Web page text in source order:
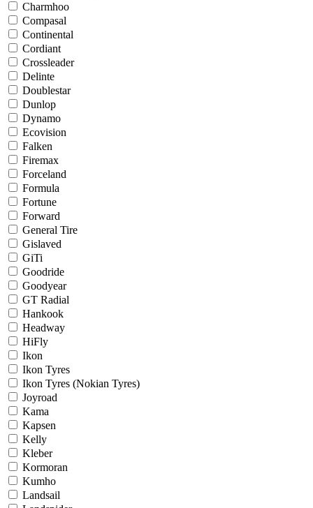
Charmhoo
Compasal
Continental
Cordiant
Crossleader
Delinte
Doublestar
Dunlop
Dynamo
Ecovision
Falken
Firemax
Forceland
Formula
Fortune
Forward
General Tire
Gislaved
GiTi
Goodride
Goodyear
GT Radial
Hankook
Headway
HiFly
Ikon
Ikon Tyres
Ikon Tyres (Nokian Tyres)
Joyroad
Kama
Kapsen
Kelly
Kleber
Kormoran
Kumho
Landsail